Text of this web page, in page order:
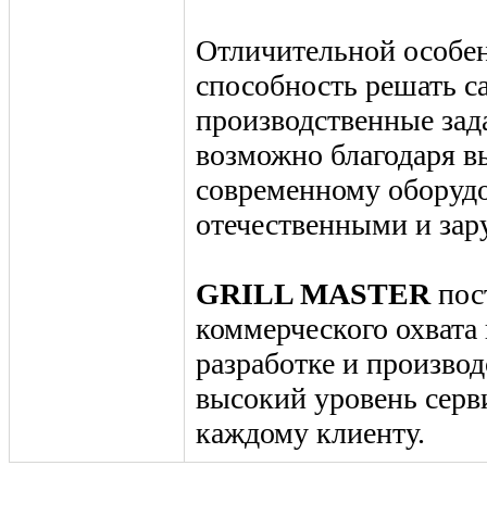
Отличительной
способность решать
производственные
возможно благодаря
современному
отечественными и
GRILL MASTER
коммерческого
разработке и
высокий уровень
каждому клиенту.